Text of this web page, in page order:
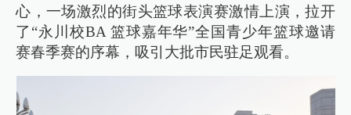
心，一场激烈的街头篮球表演赛激情上演，拉开
了“永川校BA 篮球嘉年华”全国青少年篮球邀请
赛春季赛的序幕，吸引大批市民驻足观看。